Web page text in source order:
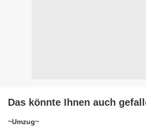
Das könnte Ihnen auch
~Umzug~